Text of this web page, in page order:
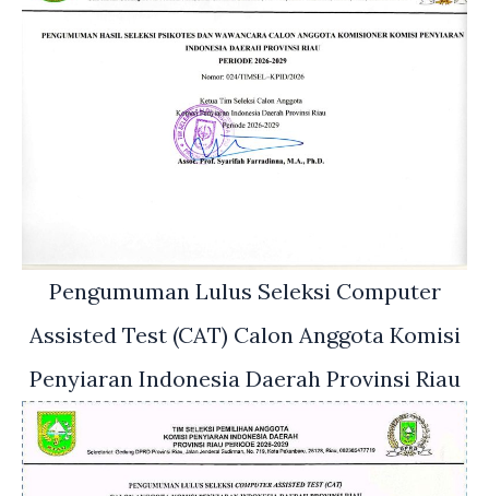
Pengumuman Lulus Seleksi Computer
Assisted Test (CAT) Calon Anggota Komisi
Penyiaran Indonesia Daerah Provinsi Riau